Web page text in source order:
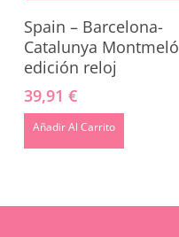
Spain – Barcelona-
Catalunya Montmeló
edición reloj
39,91 €
Añadir Al Carrito